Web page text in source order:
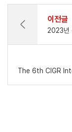
이전글